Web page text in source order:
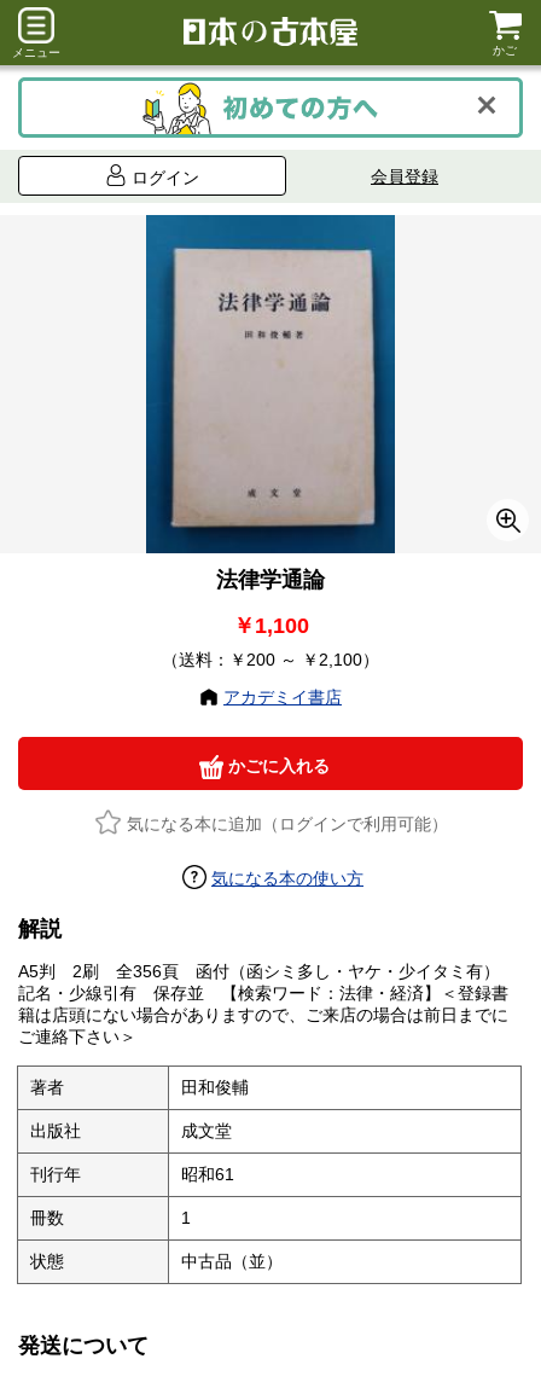
メニュー かご
ログイン 会員登録
法律学通論
￥1,100
（送料：￥200 ～ ￥2,100）
アカデミイ書店
かごに入れる
気になる本に追加（ログインで利用可能）
気になる本の使い方
解説
A5判 2刷 全356頁 函付（函シミ多し・ヤケ・少イタミ有）
記名・少線引有 保存並 【検索ワード：法律・経済】＜登録書
籍は店頭にない場合がありますので、ご来店の場合は前日までに
ご連絡下さい＞
著者 田和俊輔
出版社 成文堂
刊行年 昭和61
冊数 1
状態 中古品（並）
発送について